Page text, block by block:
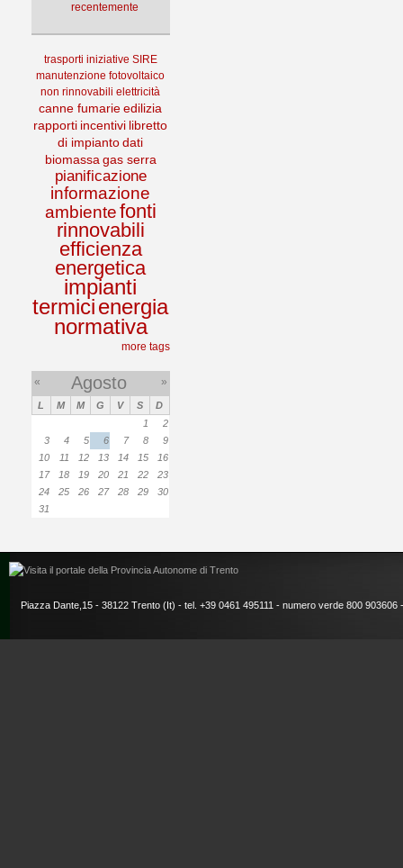
recentemente
trasporti iniziative SIRE
manutenzione fotovoltaico
non rinnovabili elettricità
canne fumarie edilizia
rapporti incentivi libretto
di impianto dati
biomassa gas serra
pianificazione
informazione
ambientefonti
rinnovabili
efficienza
energetica
impianti
termicienergia
normativa
more tags
« Agosto »
L M M G V S
D
1
2
3
4 5 6 7 8
9
10
11 12 13 14 15
16
17
18 19 20 21 22
23
24
25 26 27 28 29
30
31
Piazza Dante,15 - 38122 Trento (It) - tel. +39 0461 495111 - numero verde 800 903606